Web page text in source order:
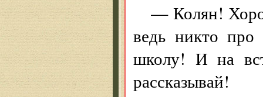
— Колян!
ведь никто про
школу! И на
рассказывай!